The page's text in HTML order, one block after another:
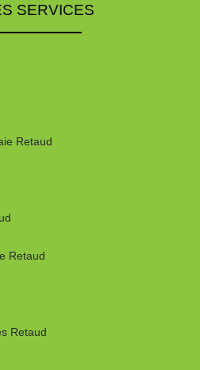
SERVICES
Retaud
Retaud
Retaud